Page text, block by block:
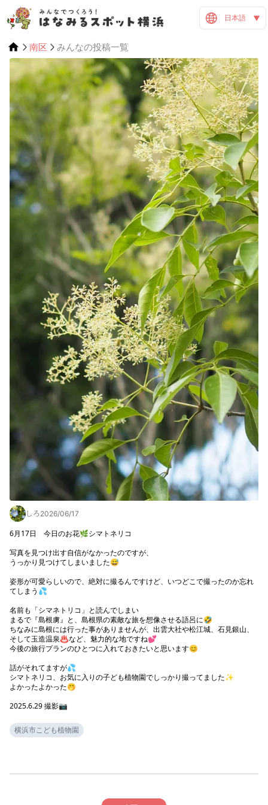
日本語
南区 みんなの投稿一覧
しろ2026/06/17
6月17日　今日のお花🌿シマトネリコ
写真を見つけ出す自信がなかったのですが、
うっかり見つけてしまいました😅
姿形が可愛らしいので、絶対に撮るんですけど、いつどこで撮ったのか忘れ
てしまう💦
名前も「シマネトリコ」と読んでしまい
まるで『島根虜』と、島根県の素敵な旅を想像させる語呂に🤣
ちなみに島根には行った事がありませんが、出雲大社や松江城、石見銀山、
そして玉造温泉♨など、魅力的な地ですね💕
今後の旅行プランのひとつに入れておきたいと思います😊
話がそれてますが💦
シマトネリコ、お気に入りの子ども植物園でしっかり撮ってました✨️
よかったよかった🤭
2025.6.29 撮影📷️
横浜市こども植物園